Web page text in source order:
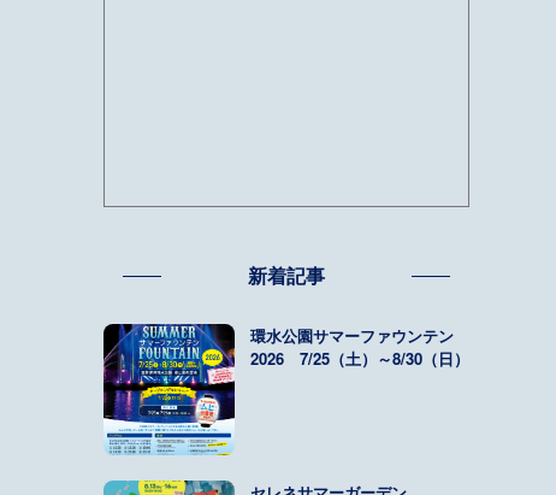
新着記事
環水公園サマーファウンテン
2026 7/25（土）～8/30（日）